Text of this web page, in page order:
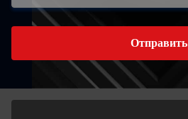
Отправить